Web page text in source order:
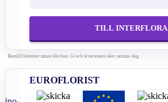
TILL INTERFLORA
Beställ blommor innan klockan 14 och leveransen sker samma dag.
EUROFLORIST